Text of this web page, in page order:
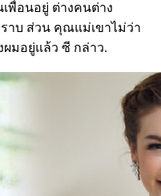
พื่อนอยู่ ต่างคนต่าง
าบ ส่วน คุณแม่เขาไม่ว่า
ผมอยู่แล้ว ซี กล่าว.